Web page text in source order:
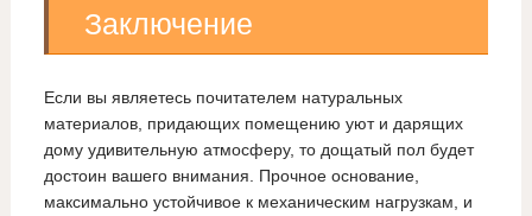
Заключение
Если вы являетесь почитателем натуральных
материалов, придающих помещению уют и дарящих
дому удивительную атмосферу, то дощатый пол будет
достоин вашего внимания. Прочное основание,
максимально устойчивое к механическим нагрузкам, и